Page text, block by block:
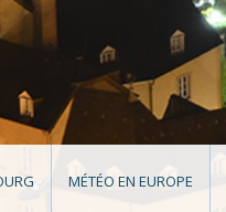
MÉTÉO EN EUROPE